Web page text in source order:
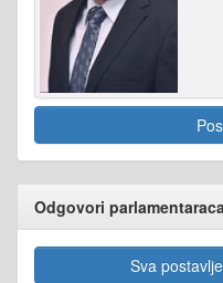
Odgovori
Sva